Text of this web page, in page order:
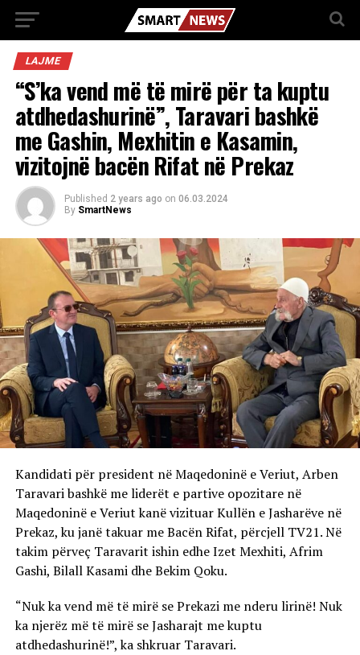
LAJME
“S’ka vend më të mirë për ta kuptu
atdhedashurinë”, Taravari bashkë
me Gashin, Mexhitin e Kasamin,
vizitojnë bacën Rifat në Prekaz
Published 2 years ago on 06.03.2024
By SmartNews
Kandidati për president në Maqedoninë e Veriut, Arben
Taravari bashkë me liderët e partive opozitare në
Maqedoninë e Veriut kanë vizituar Kullën e Jasharëve në
Prekaz, ku janë takuar me Bacën Rifat, përcjell TV21. Në
takim përveç Taravarit ishin edhe Izet Mexhiti, Afrim
Gashi, Bilall Kasami dhe Bekim Qoku.
“Nuk ka vend më të mirë se Prekazi me nderu lirinë! Nuk
ka njerëz më të mirë se Jasharajt me kuptu
atdhedashurinë!”, ka shkruar Taravari.